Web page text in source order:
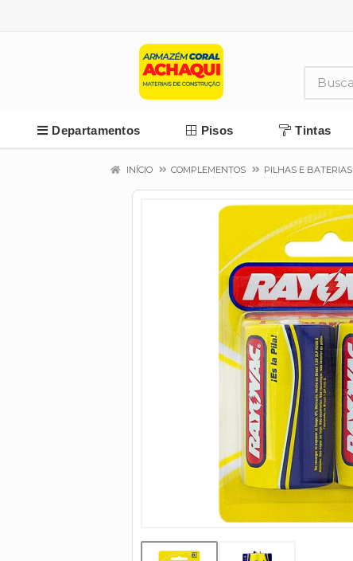
Departamentos Pisos Tintas
INÍCIO COMPLEMENTOS PILHAS E BATERIAS